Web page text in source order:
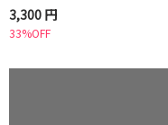
3,300 円
33%OFF